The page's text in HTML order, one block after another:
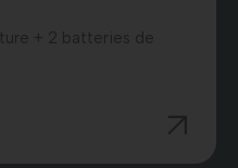
+ 2 batteries de